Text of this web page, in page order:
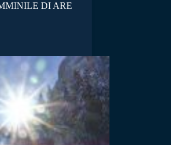
DI ARE